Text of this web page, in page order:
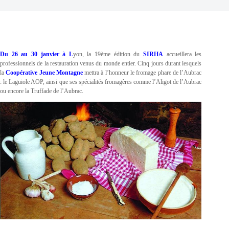
Du 26 au 30 janvier à Lyon, la 19ème édition du SIRHAaccueillera les
professionnels de la restauration venus du monde entier. Cinq jours durant lesquels
laCoopérative Jeune Montagnemettra à l’honneur le fromage phare de l’Aubrac
: le Laguiole AOP, ainsi que ses spécialités fromagères comme l’Aligot de l’Aubrac
ou encore la Truffade de l’Aubrac.